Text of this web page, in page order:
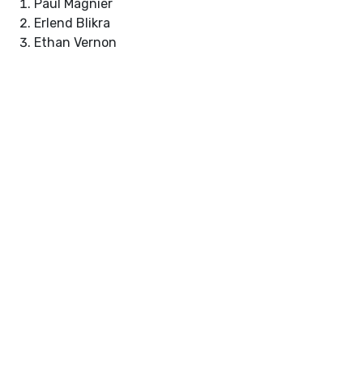
Paul Magnier
Erlend Blikra
Ethan Vernon